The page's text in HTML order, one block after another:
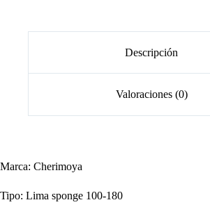
Descripción
Valoraciones (0)
Marca: Cherimoya
Tipo: Lima sponge 100-180